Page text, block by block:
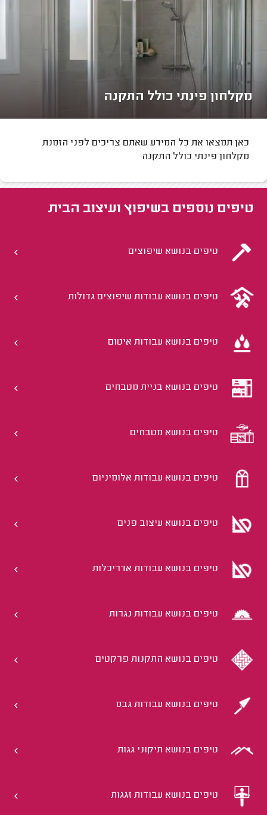
מקלחון פינתי כולל התקנה
כאן תמצאו את כל המידע שאתם צריכים לפני הזמנת
מקלחון פינתי כולל התקנה
טיפים נוספים בשיפוץ ועיצוב הבית
טיפים בנושא שיפוצים
טיפים בנושא עבודות שיפוצים גדולות
טיפים בנושא עבודות איטום
טיפים בנושא בניית מטבחים
טיפים בנושא מטבחים
טיפים בנושא עבודות אלומיניום
טיפים בנושא עיצוב פנים
טיפים בנושא עבודות אדריכלות
טיפים בנושא עבודות נגרות
טיפים בנושא התקנות פרקטים
טיפים בנושא עבודות גבס
טיפים בנושא תיקוני גגות
טיפים בנושא עבודות זגגות